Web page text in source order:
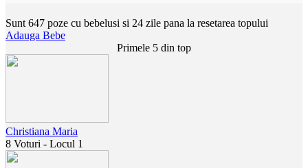
Sunt 647 poze cu bebelusi si 24 zile pana la resetarea topului
Adauga Bebe
Primele 5 din top
Christiana Maria
8 Voturi - Locul 1